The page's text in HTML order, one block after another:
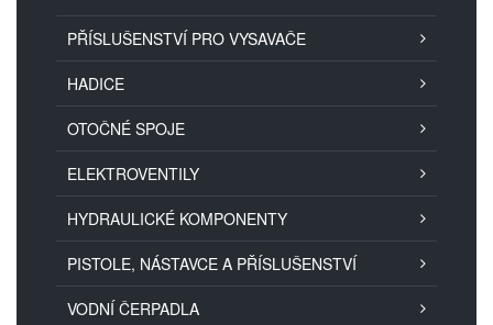
PŘÍSLUŠENSTVÍ PRO VYSAVAČE
HADICE
OTOČNÉ SPOJE
ELEKTROVENTILY
HYDRAULICKÉ KOMPONENTY
PISTOLE, NÁSTAVCE A PŘÍSLUŠENSTVÍ
VODNÍ ČERPADLA